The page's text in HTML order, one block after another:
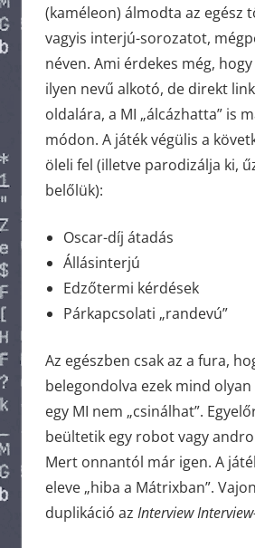
(kaméleon) álmodta az egész
vagyis interjú-sorozatot,
néven. Ami érdekes még,
ilyen nevű alkotó, de direkt
oldalára, a MI „álcázhatta” is
módon. A játék végülis a
öleli fel (illetve parodizálja ki,
belőlük):
Oscar-díj átadás
Állásinterjú
Edzőtermi kérdések
Párkapcsolati „randevú”
Az egészben csak az a fura,
belegondolva ezek mind
egy MI nem „csinálhat”.
beültetik egy robot vagy
Mert onnantól már igen. A
eleve „hiba a Mátrixban”.
duplikáció az Interview Interview